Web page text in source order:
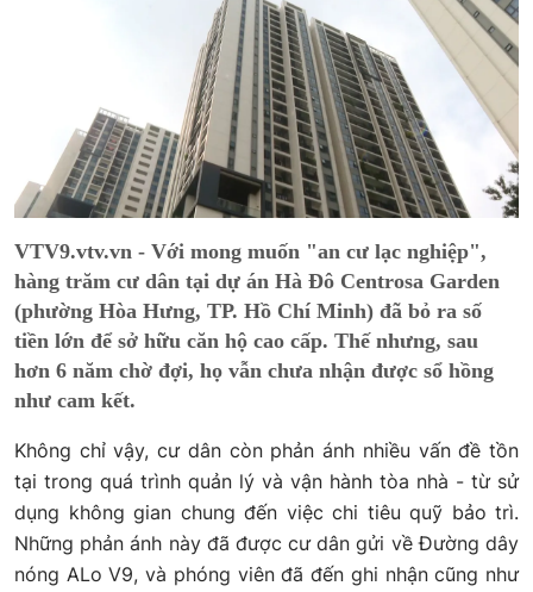
VTV9.vtv.vn - Với mong muốn "an cư lạc nghiệp",
hàng trăm cư dân tại dự án Hà Đô Centrosa Garden
(phường Hòa Hưng, TP. Hồ Chí Minh) đã bỏ ra số
tiền lớn để sở hữu căn hộ cao cấp. Thế nhưng, sau
hơn 6 năm chờ đợi, họ vẫn chưa nhận được sổ hồng
như cam kết.
Không chỉ vậy, cư dân còn phản ánh nhiều vấn đề tồn
tại trong quá trình quản lý và vận hành tòa nhà - từ sử
dụng không gian chung đến việc chi tiêu quỹ bảo trì.
Những phản ánh này đã được cư dân gửi về Đường dây
nóng ALo V9, và phóng viên đã đến ghi nhận cũng như